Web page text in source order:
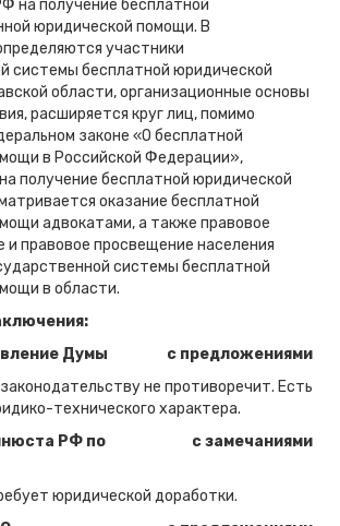
на получение бесплатной
юридической помощи. В
участники
системы бесплатной юридической
области, организационные основы
расширяется круг лиц, помимо
законе «О бесплатной
в Российской Федерации»,
получение бесплатной юридической
оказание бесплатной
адвокатами, а также правовое
и правовое просвещение населения
системы бесплатной
в области.
Думы
с предложениями
не противоречит. Есть
технического характера.
РФ по
с замечаниями
юридической доработки.